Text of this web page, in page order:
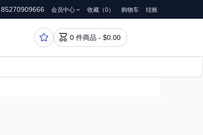
85270909666 会员中心 收藏（0） 购物车 结账
  0 件商品 - $0.00